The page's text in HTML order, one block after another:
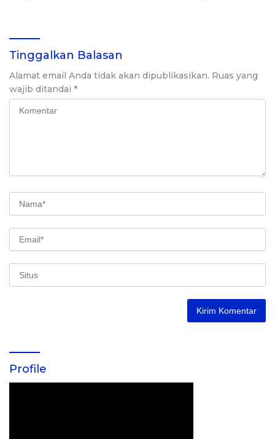
Tinggalkan Balasan
Alamat email Anda tidak akan dipublikasikan. Ruas yang
wajib ditandai *
Profile